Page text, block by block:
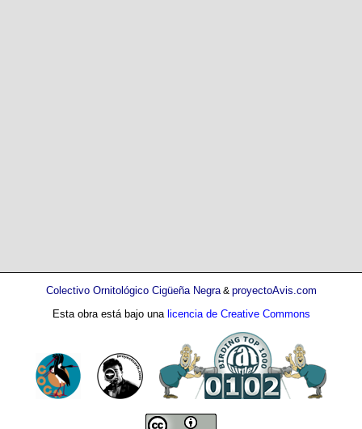
Colectivo Ornitológico Cigüeña Negra& proyectoAvis.com
Esta obra está bajo una licencia de Creative Commons